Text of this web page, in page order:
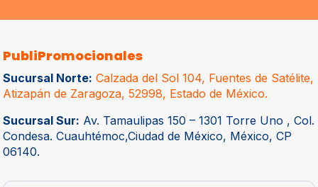
PubliPromocionales
Sucursal Norte: Calzada del Sol 104, Fuentes de Satélite,
Atizapán de Zaragoza, 52998, Estado de México.
Sucursal Sur: Av. Tamaulipas 150 – 1301 Torre Uno , Col.
Condesa. Cuauhtémoc,Ciudad de México, México, CP
06140.